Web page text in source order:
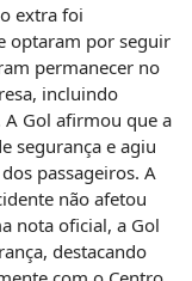
extra foi
optaram por seguir
permanecer no
incluindo
Gol afirmou que a
segurança e agiu
passageiros. A
não afetou
nota oficial, a Gol
destacando